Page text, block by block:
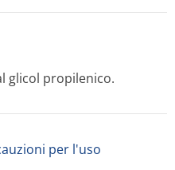
glicol propilenico.
per l'uso